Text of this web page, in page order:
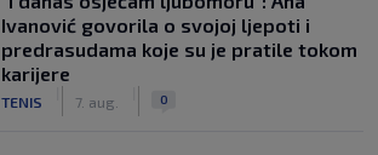
Ivanović govorila o svojoj ljepoti i
predrasudama koje su je pratile tokom
karijere
TENIS 7. aug. 0